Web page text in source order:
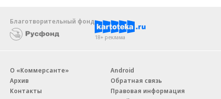
Благотворительный фонд
18+ реклама
О «Коммерсанте»
Архив
Контакты
Android
Обратная связь
Правовая информация